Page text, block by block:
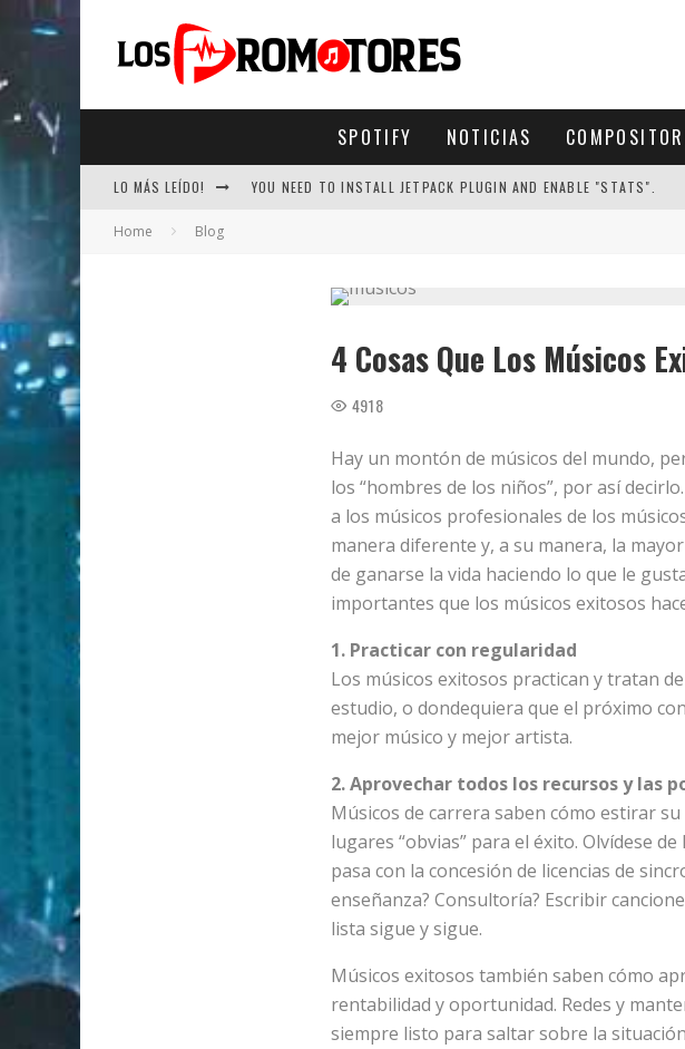
SPOTIFY NOTICIAS
LO MÁS LEÍDO! YOU NEED TO INSTALL JETPACK PLUGIN AND ENABLE "STATS".
Home Blog
4 Cosas Que Los Músicos
4918
Hay un montón de músicos del mundo,
los “hombres de los niños”, por así
a los músicos profesionales de los
manera diferente y, a su manera, la
de ganarse la vida haciendo lo que le
importantes que los músicos exitosos
1. Practicar con regularidad
Los músicos exitosos practican y tratan
estudio, o dondequiera que el próximo
mejor músico y mejor artista.
2. Aprovechar todos los recursos y las
Músicos de carrera saben cómo estirar
lugares “obvias” para el éxito. Olvídese
pasa con la concesión de licencias de
enseñanza? Consultoría? Escribir
lista sigue y sigue.
Músicos exitosos también saben cómo
rentabilidad y oportunidad. Redes y
siempre listo para saltar sobre la